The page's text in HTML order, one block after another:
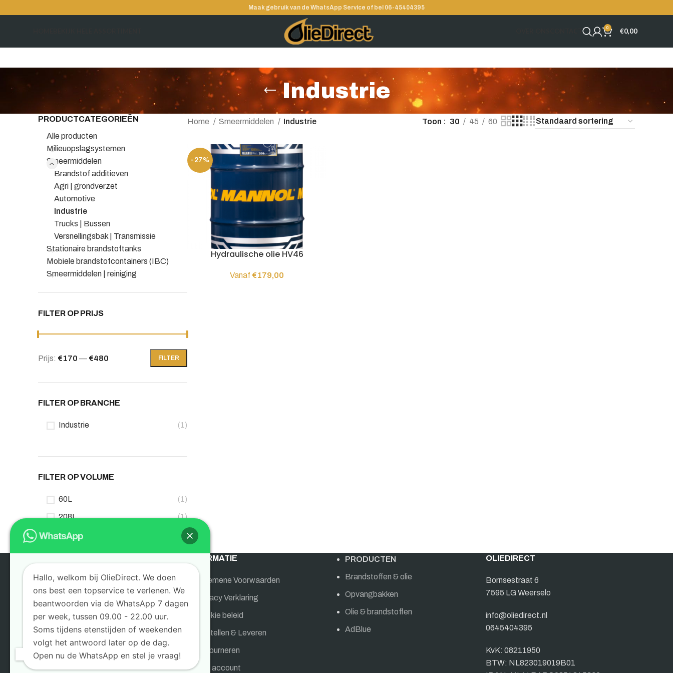
Maak gebruik van de WhatsApp Service of bel 06-45404395
0 €0,00
Industrie
PRODUCTCATEGORIEËN
Alle producten
Milieuopslagsystemen
Smeermiddelen
Brandstof additieven
Agri | grondverzet
Automotive
Industrie
Trucks | Bussen
Versnellingsbak | Transmissie
Stationaire brandstoftanks
Mobiele brandstofcontainers (IBC)
Smeermiddelen | reiniging
FILTER OP PRIJS
Min.
Max.
FILTER
Prijs: €170 — €480
FILTER OP BRANCHE
Industrie (1)
FILTER OP VOLUME
60L (1)
208L (1)
Home Smeermiddelen Industrie Toon 30 45 60
-27%
Hydraulische olie HV46
Vanaf €179,00
OlieDirect is de gespecialiseerde webshop
voor bedrijven en particulieren. Sinds 1955
leveren wij oliën, brandstoffen,
brandstoftanks, opslagtanks en
aanverwante producten. Wij leveren in
geheel Nederland en België rechtstreeks
INFORMATIE
Algemene Voorwaarden
Privacy Verklaring
Cookie beleid
Bestellen & Leveren
Retourneren
Mijn account
PRODUCTEN
Brandstoffen & olie
Opvangbakken
Olie & brandstoffen
AdBlue
OLIEDIRECT
Bornsestraat 6
7595 LG Weerselo
info@oliedirect.nl
0645404395
KvK: 08211950
BTW: NL823019019B01
Hallo, welkom bij OlieDirect. We doen
ons best een topservice te verlenen. We
beantwoorden via de WhatsApp 7 dagen
per week, tussen 09.00 - 22.00 uur.
Soms tijdens etenstijden of weekenden
volgt het antwoord later op de dag.
Open nu de WhatsApp en stel je vraag!